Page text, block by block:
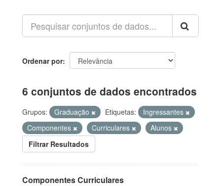
Ordenar por
6 conjuntos de dados encontrados
Grupos: Graduação Etiquetas:
Ingressantes
Componentes
Curriculares
Alunos
Filtrar Resultados
Componentes Curriculares